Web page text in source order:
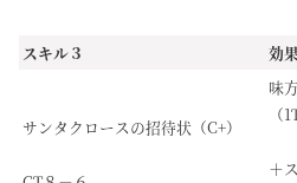
スキル３ 効果
サンタクロースの招待状（C+）
味
（
＋